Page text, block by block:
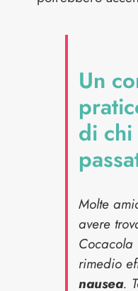
Un
di
Molte
avere
Cocacola
rimedio
nausea.